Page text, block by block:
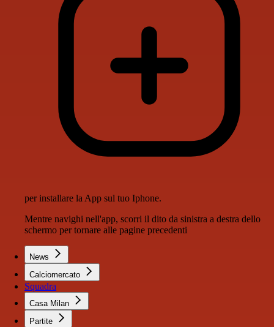
per installare la App sul tuo Iphone.
Mentre navighi nell'app, scorri il dito da sinistra a destra dello
schermo per tornare alle pagine precedenti
News
Calciomercato
Squadra
Casa Milan
Partite